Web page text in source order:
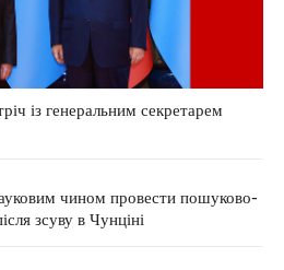
із генеральним секретарем
чином провести пошуково-
зсуву в Чунціні